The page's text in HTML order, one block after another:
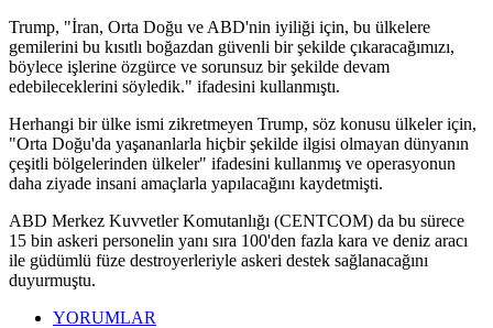
Trump, "İran, Orta Doğu ve ABD'nin iyiliği için, bu ülkelere
gemilerini bu kısıtlı boğazdan güvenli bir şekilde çıkaracağımızı,
böylece işlerine özgürce ve sorunsuz bir şekilde devam
edebileceklerini söyledik." ifadesini kullanmıştı.
Herhangi bir ülke ismi zikretmeyen Trump, söz konusu ülkeler için,
"Orta Doğu'da yaşananlarla hiçbir şekilde ilgisi olmayan dünyanın
çeşitli bölgelerinden ülkeler" ifadesini kullanmış ve operasyonun
daha ziyade insani amaçlarla yapılacağını kaydetmişti.
ABD Merkez Kuvvetler Komutanlığı (CENTCOM) da bu sürece
15 bin askeri personelin yanı sıra 100'den fazla kara ve deniz aracı
ile güdümlü füze destroyerleriyle askeri destek sağlanacağını
duyurmuştu.
YORUMLAR